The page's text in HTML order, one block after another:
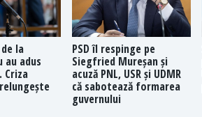
la
au adus
Criza
PSD îl respinge pe
Siegfried Mureșan și
acuză PNL, USR și UDMR
că sabotează formarea
guvernului